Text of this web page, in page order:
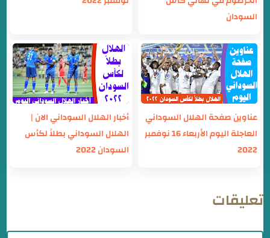
السودان
عناوين صفحة الهلال السوداني
العاجلة اليوم الأربعاء 16 نوفمبر
2022
أخبار الهلال السوداني الان |
الهلال السوداني بطلاً لكأس
السودان 2022
تعليقات